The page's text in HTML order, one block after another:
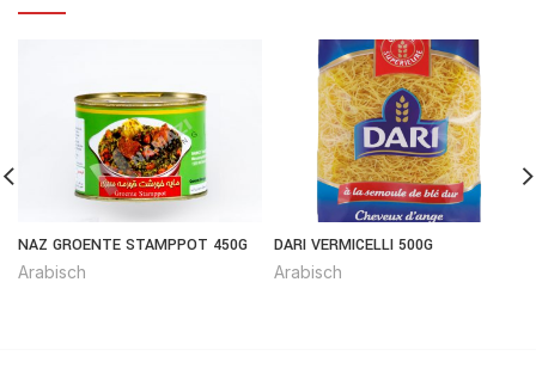
NAZ GROENTE STAMPPOT 450G
Arabisch
DARI VERMICELLI 500G
Arabisch